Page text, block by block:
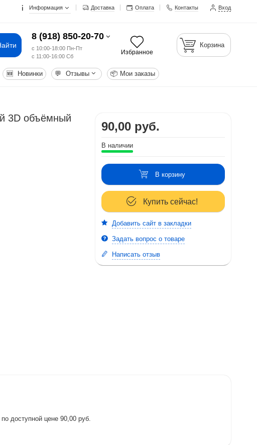
Информация Доставка Оплата Контакты Вход
8 (918) 850-20-70
с 10:00-18:00 Пн-Пт
с 11:00-16:00 Сб
Избранное
Корзина
🆕 Новинки 💬 Отзывы 📦 Мои заказы
3D объёмный
90,00 руб.
В наличии
В корзину
Купить сейчас!
Добавить сайт в закладки
Задать вопрос о товаре
Написать отзыв
доступной цене 90,00 руб.